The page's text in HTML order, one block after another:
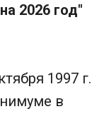
2026 год"
1997 г.
в